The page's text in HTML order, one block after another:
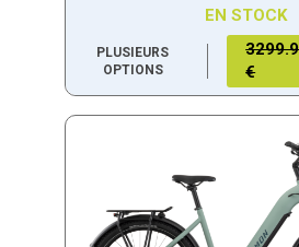
EN STOCK
PLUSIEURS
OPTIONS
€